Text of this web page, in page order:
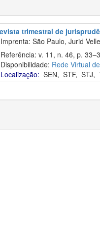
trimestral de
Imprenta: São Paulo, Jurid
Referência: v. 11, n. 46, p.
Disponibilidade: Rede Virtual
Localização: SEN, STF, STJ,